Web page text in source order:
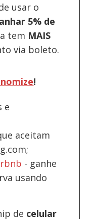
usar o
5% de
tem MAIS
via boleto.
!
e
aceitam
- ganhe
usando
de celular